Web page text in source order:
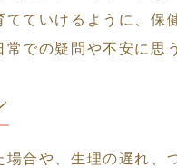
ていけるように、保
での疑問や不安に思
合や、生理の遅れ、